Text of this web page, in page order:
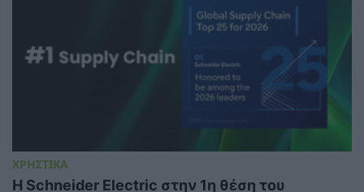
ΧΡΗΣΤΙΚΑ
Η Schneider Electric στην 1η θέση του